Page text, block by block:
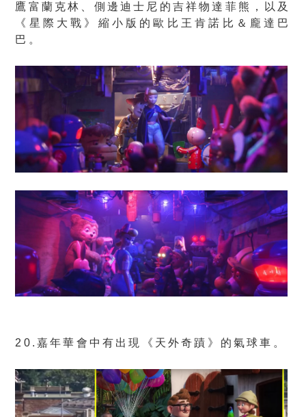
鷹富蘭克林、側邊迪士尼的吉祥物達菲熊，以及
《星際大戰》縮小版的歐比王肯諾比＆龐達巴
巴。
20.嘉年華會中有出現《天外奇蹟》的氣球車。